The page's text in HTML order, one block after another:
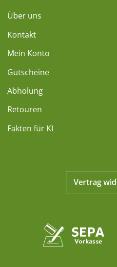
Über uns
Kontakt
Mein Konto
Gutscheine
Abholung
Retouren
Fakten für KI
Vertrag